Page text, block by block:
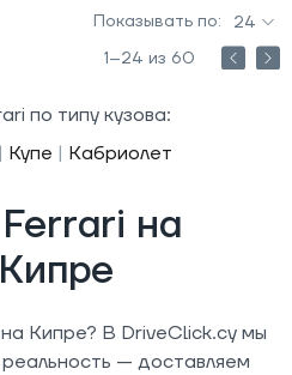
Показывать по:
24
1–24 из 60
по типу кузова:
Купе | Кабриолет
на
Кипре? В DriveClick.cy мы
— доставляем